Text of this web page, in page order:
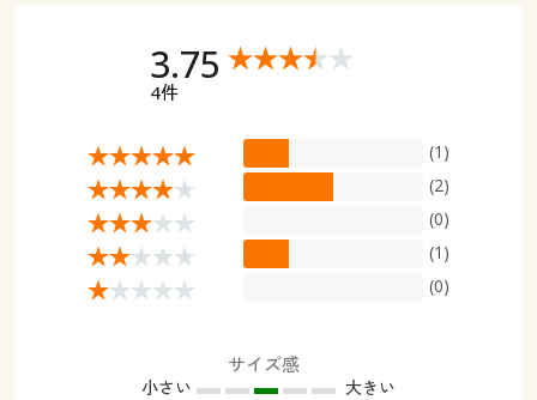
3.75
4件
(1)
(2)
(0)
(1)
(0)
サイズ感
小さい 大きい